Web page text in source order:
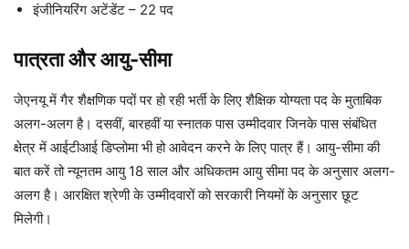
इंजीनियरिंग अटेंडेंट – 22 पद
पात्रता और आयु-सीमा
जेएनयू में गैर शैक्षणिक पदों पर हो रही भर्ती के लिए शैक्षिक योग्यता पद के मुताबिक
अलग-अलग है। दसवीं, बारहवीं या स्नातक पास उम्मीदवार जिनके पास संबंधित
क्षेत्र में आईटीआई डिप्लोमा भी हो आवेदन करने के लिए पात्र हैं। आयु-सीमा की
बात करें तो न्यूनतम आयु 18 साल और अधिकतम आयु सीमा पद के अनुसार अलग-
अलग है। आरक्षित श्रेणी के उम्मीदवारों को सरकारी नियमों के अनुसार छूट
मिलेगी।